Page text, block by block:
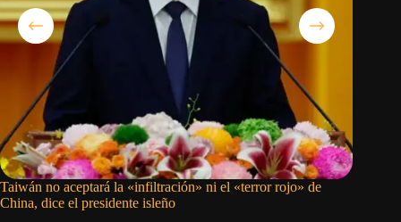
Taiwán no aceptará la «infiltración» ni el «terror rojo» de
China, dice el presidente isleño